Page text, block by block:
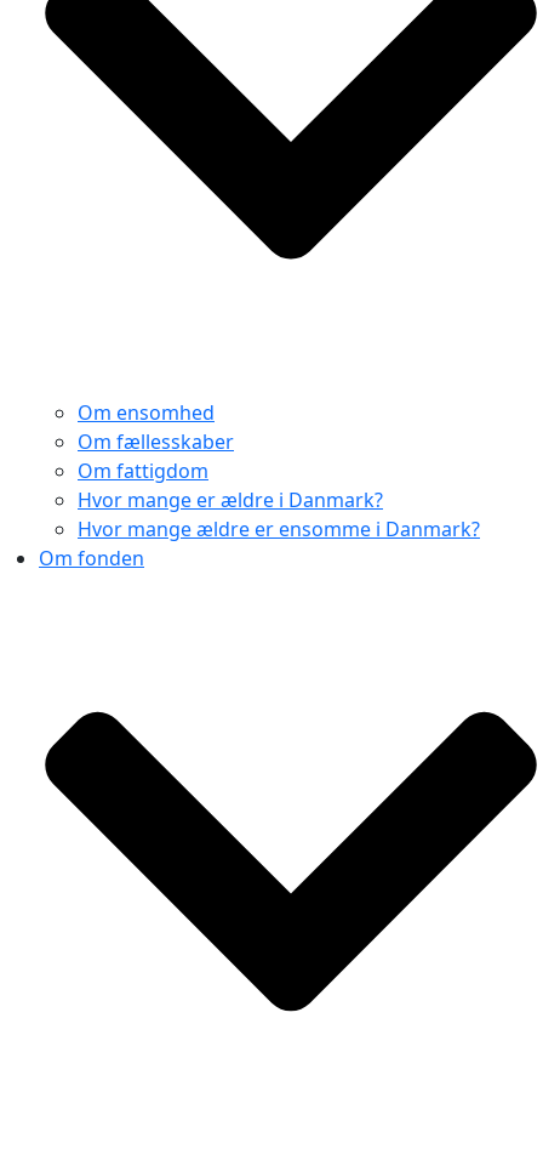
Om ensomhed
Om fællesskaber
Om fattigdom
Hvor mange er ældre i Danmark?
Hvor mange ældre er ensomme i Danmark?
Om fonden